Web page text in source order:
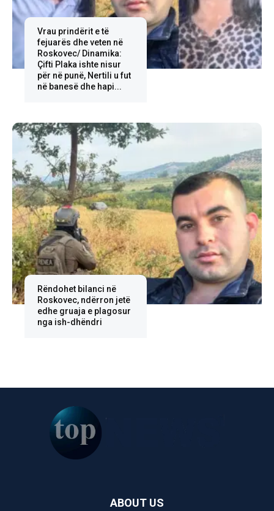
Vrau prindërit e të
fejuarës dhe veten në
Roskovec/ Dinamika:
Çifti Plaka ishte nisur
për në punë, Nertili u fut
në banesë dhe hapi...
Rëndohet bilanci në
Roskovec, ndërron jetë
edhe gruaja e plagosur
nga ish-dhëndri
ABOUT US